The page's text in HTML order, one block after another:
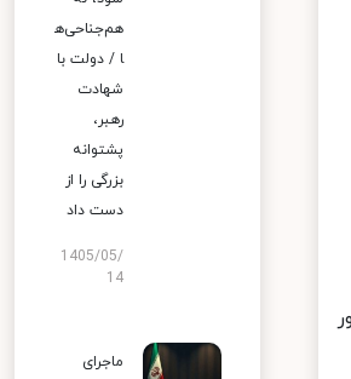
هم‌جناحی‌ه
ا / دولت با
شهادت
رهبر،
پشتوانه
بزرگی را از
دست داد
1405/05/
14
ماجرای